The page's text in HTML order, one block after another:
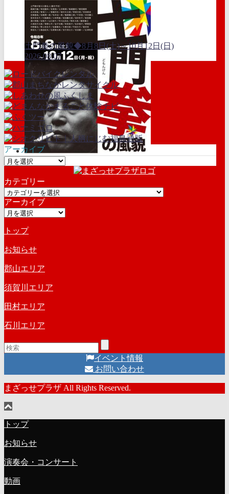
土門拳の風貌◆8月8日(土)～10月12日(日)
2026.08.07
アーカイブ
ア
カ
イ
ブ
カテゴリー
カ
テ
ゴ
ー
アーカイブ
ア
カ
イ
ブ
トップ
お知らせ
郡山エリア
須賀川エリア
田村エリア
石川エリア
イベント情報
お問い合わせ
まざっせプラザ All Rights Reserved.
トップ
お知らせ
演奏会・コンサート
動画